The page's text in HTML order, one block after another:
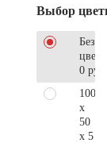
Выбор
Без
0 руб.
100
x
50
x 5